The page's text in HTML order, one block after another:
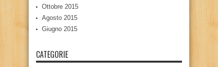
Ottobre 2015
Agosto 2015
Giugno 2015
CATEGORIE